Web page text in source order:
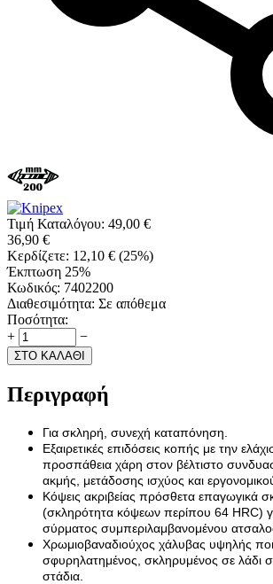
Τιμή Καταλόγου: 49,00 €
36,90 €
Κερδίζετε: 12,10 € (25%)
Έκπτωση 25%
Κωδικός: 7402200
Διαθεσιμότητα: Σε απόθεμα
Ποσότητα:
+
−
ΣΤΟ ΚΑΛΑΘΙ
Περιγραφή
Για σκληρή, συνεχή καταπόνηση.
Εξαιρετικές επιδόσεις κοπής με την
προσπάθεια χάρη στον βέλτιστο
ακμής, μετάδοσης ισχύος και
Κόψεις ακριβείας πρόσθετα επαγωγικά
(σκληρότητα κόψεων περίπου 64 HRC)
σύρματος συμπεριλαμβανομένου
Χρωμιοβαναδιούχος χάλυβας υψηλής
σφυρηλατημένος, σκληρυμένος σε λάδι
στάδια.